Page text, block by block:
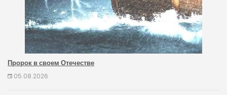
Пророк в своем Отечестве
05.08.2026